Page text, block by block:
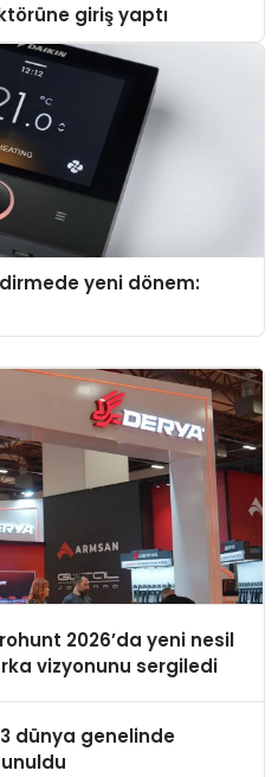
giriş yaptı
yeni dönem:
2026’da yeni nesil
vizyonunu sergiledi
dünya genelinde